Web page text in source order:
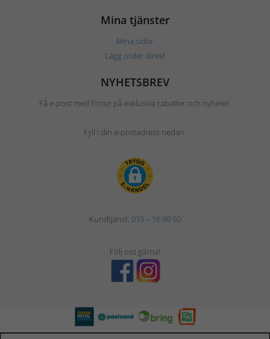
Mina tjänster
Mina sidor
Lägg order direkt
NYHETSBREV
Få e-post med förtur på exklusiva rabatter och nyheter.
Fyll i din e-postadress nedan.
Kundtjänst: 033 – 16 99 50
Följ oss gärna!